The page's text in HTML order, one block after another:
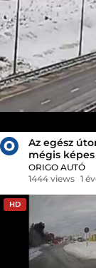
Az egész
mégis
ORIGO AUTÓ
1444 views 1
HD